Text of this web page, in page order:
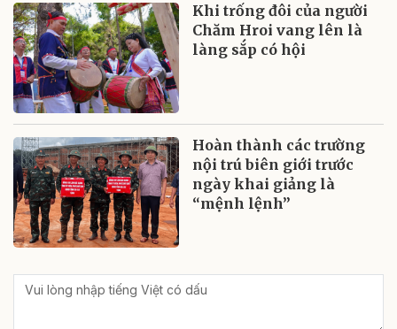
Khi trống đôi của người
Chăm Hroi vang lên là
làng sắp có hội
Hoàn thành các trường
nội trú biên giới trước
ngày khai giảng là
“mệnh lệnh”